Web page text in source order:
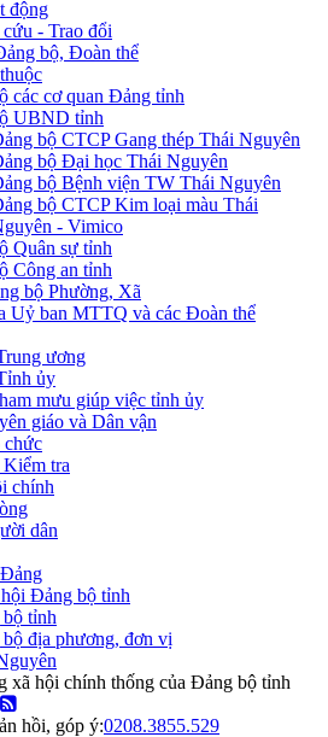
động
- Trao đổi
bộ, Đoàn thể
các cơ quan Đảng tỉnh
UBND tỉnh
bộ CTCP Gang thép Thái Nguyên
bộ Đại học Thái Nguyên
bộ Bệnh viện TW Thái Nguyên
bộ CTCP Kim loại màu Thái
- Vimico
Quân sự tỉnh
Công an tỉnh
bộ Phường, Xã
Uỷ ban MTTQ và các Đoàn thể
ương
ủy
mưu giúp việc tỉnh ủy
giáo và Dân vận
chức
tra
chính
dân
Đảng bộ tỉnh
tỉnh
địa phương, đơn vị
xã hội chính thống của Đảng bộ tỉnh
hồi, góp ý:0208.3855.529